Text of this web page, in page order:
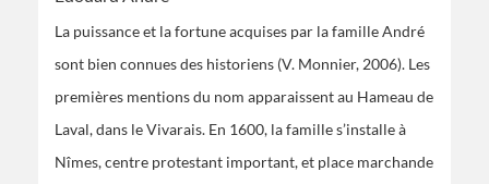
La puissance et la fortune acquises par la famille André
sont bien connues des historiens (V. Monnier, 2006). Les
premières mentions du nom apparaissent au Hameau de
Laval, dans le Vivarais. En 1600, la famille s’installe à
Nîmes, centre protestant important, et place marchande